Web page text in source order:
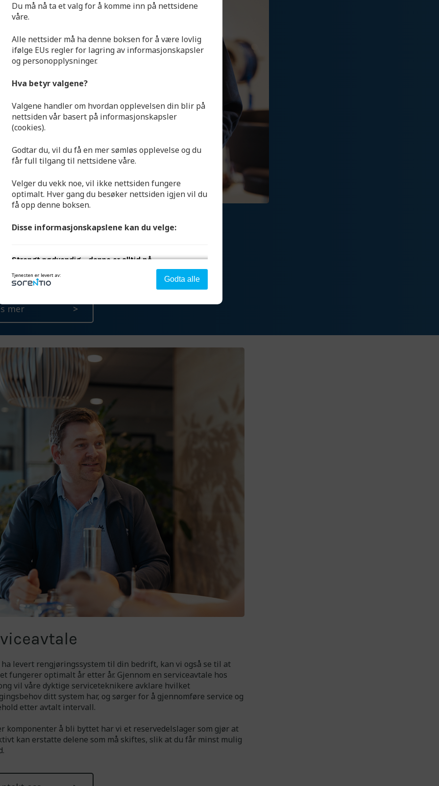
løsninger
leverer også ferdige rengjøringssystem tilpasset for din
du lese mer om våre skreddersydde løsninger.
mer
ha levert rengjøringssystem til din bedrift, kan vi også se til at
fungerer optimalt år etter år. Gjennom en serviceavtale hos
vil våre dyktige serviceteknikere avklare hvilket
ditt system har, og sørger for å gjennomføre service og
etter avtalt intervall.
komponenter å bli byttet har vi et reservedelslager som gjør at
kan erstatte delene som må skiftes, slik at du får minst mulig
Du må nå ta et valg for å komme inn på nettsidene
våre.
Alle nettsider må ha denne boksen for å være lovlig
ifølge EUs regler for lagring av informasjonskapsler
og personopplysninger.
Hva betyr valgene?
Valgene handler om hvordan opplevelsen din blir på
nettsiden vår basert på informasjonskapsler
(cookies).
Godtar du, vil du få en mer sømløs opplevelse og du
får full tilgang til nettsidene våre.
Velger du vekk noe, vil ikke nettsiden fungere
optimalt. Hver gang du besøker nettsiden igjen vil du
få opp denne boksen.
Disse informasjonskapslene kan du velge:
Strengt nødvendig - denne er alltid på
Denne aktiverer helt grunnleggende funksjonalitet som
språk, sted og handlekurv.
Analyse og ytelse
forbedre opplevelsen for deg.
Ikke tillat analyse
Med denne får du tilpassede opplevelser på nettsidene våre
som gir økt funksjonalitet og flyt.
Tillat preferanser
Ikke tillat preferanser
Markedsføring
Denne gir oss muligheten til å vise deg relevante annonser
basert på din aktivitet hos oss, blant annet kan det hende du
får opp en annonse fra oss på en nettavis eller på sosiale
Tillat markedsføring
Ikke tillat markedsføring
Tjenesten er levert av: Godta alle